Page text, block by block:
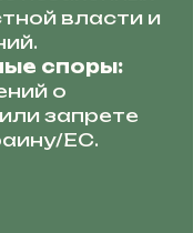
власти и
споры:
о
запрете
ЕС.